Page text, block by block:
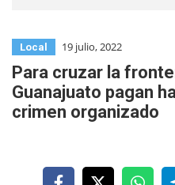
Local 19 julio, 2022
Para cruzar la
Guanajuato pagan
crimen organizado